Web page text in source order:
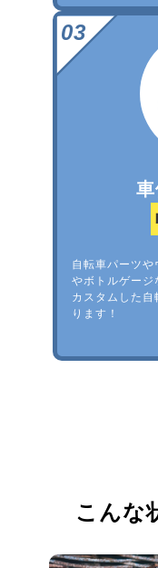
自転車パーツや
やボトルゲージ
カスタムした
ります！
こんな